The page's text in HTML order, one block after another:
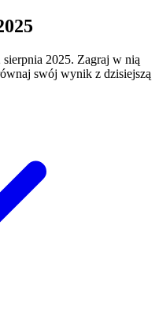
sierpnia 2025. Zagraj w nią
swój wynik z dzisiejszą